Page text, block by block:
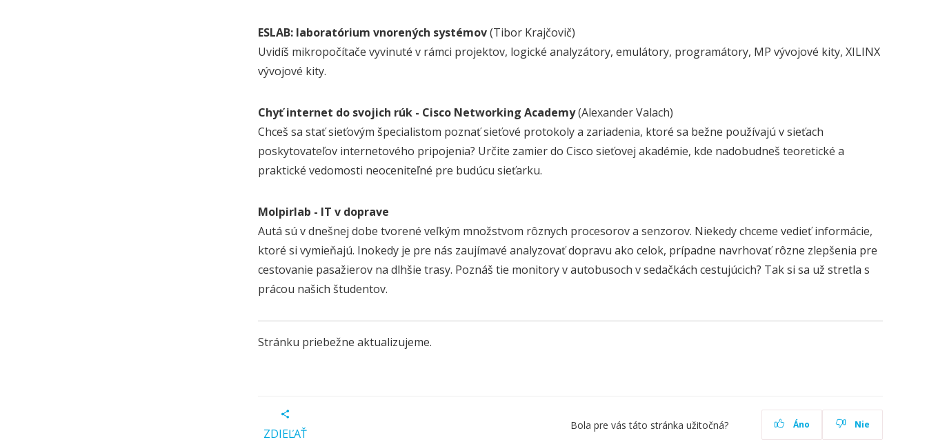
ESLAB: laboratórium vnorených systémov(Tibor Krajčovič)
Uvidíš mikropočítače vyvinuté v rámci projektov, logické analyzátory, emulátory, programátory, MP vývojové kity, XILINX
vývojové kity.
Chyť internet do svojich rúk - Cisco Networking Academy(Alexander Valach)
Chceš sa stať sieťovým špecialistom poznať sieťové protokoly a zariadenia, ktoré sa bežne používajú v sieťach
poskytovateľov internetového pripojenia? Určite zamier do Cisco sieťovej akadémie, kde nadobudneš teoretické a
praktické vedomosti neoceniteľné pre budúcu sieťarku.
Molpirlab - IT v doprave
Autá sú v dnešnej dobe tvorené veľkým množstvom rôznych procesorov a senzorov. Niekedy chceme vedieť informácie,
ktoré si vymieňajú. Inokedy je pre nás zaujímavé analyzovať dopravu ako celok, prípadne navrhovať rôzne zlepšenia pre
cestovanie pasažierov na dlhšie trasy. Poznáš tie monitory v autobusoch v sedačkách cestujúcich? Tak si sa už stretla s
prácou našich študentov.
Stránku priebežne aktualizujeme.
ZDIEĽAŤ
Bola pre vás táto stránka užitočná? Áno Nie